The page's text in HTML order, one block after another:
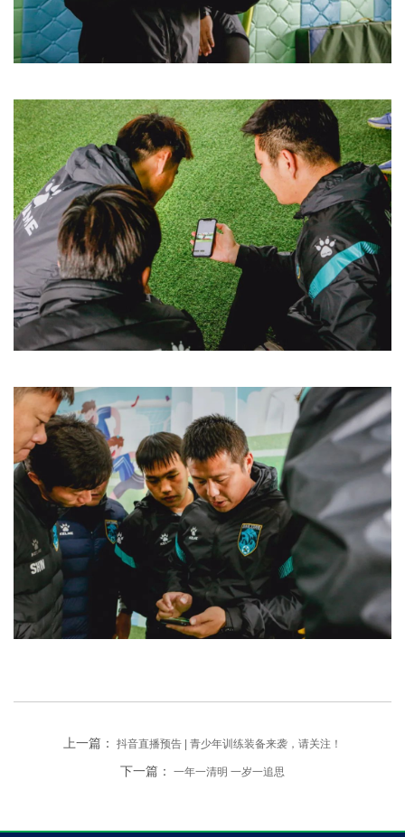
上一篇： 抖音直播预告 | 青少年训练装备来袭，请关注！
下一篇： 一年一清明 一岁一追思